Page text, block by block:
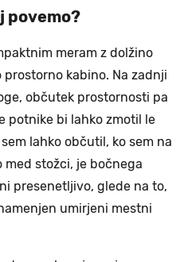
povemo?
meram z dolžino
kabino. Na zadnji
občutek prostornosti pa
potnike bi lahko zmotil le
lahko občutil, ko sem na
med stožci, je bočnega
presenetljivo, glede na to,
umirjeni mestni